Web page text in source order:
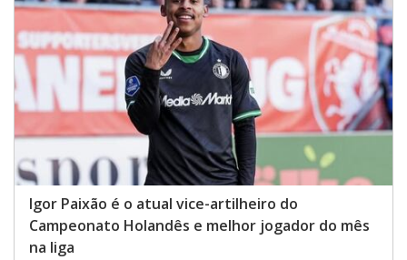
Igor Paixão é o atual vice-artilheiro do
Campeonato Holandês e melhor jogador do mês
na liga